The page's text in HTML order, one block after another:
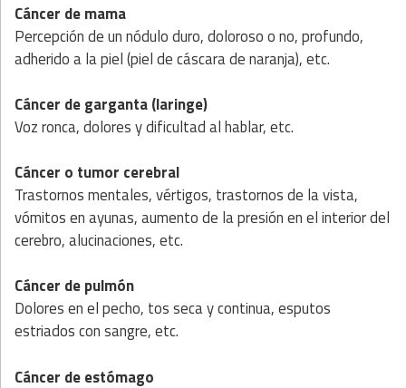
Cáncer de mama
Percepción de un nódulo duro, doloroso o no, profundo,
adherido a la piel (piel de cáscara de naranja), etc.
Cáncer de garganta (laringe)
Voz ronca, dolores y dificultad al hablar, etc.
Cáncer o tumor cerebral
Trastornos mentales, vértigos, trastornos de la vista,
vómitos en ayunas, aumento de la presión en el interior del
cerebro, alucinaciones, etc.
Cáncer de pulmón
Dolores en el pecho, tos seca y continua, esputos
estriados con sangre, etc.
Cáncer de estómago